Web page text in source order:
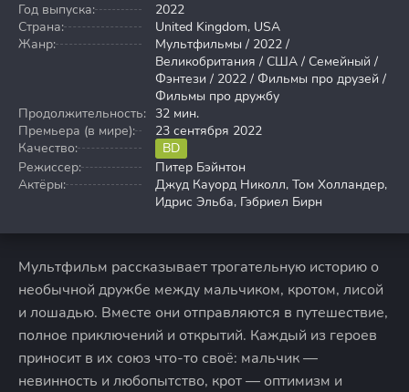
Год выпуска:
2022
Страна:
United Kingdom, USA
Жанр:
Мультфильмы / 2022 /
Великобритания / США / Семейный /
Фэнтези / 2022 / Фильмы про друзей /
Фильмы про дружбу
Продолжительность: 32 мин.
Премьера (в мире):
23 сентября 2022
Качество:
BD
Режиссер:
Питер Бэйнтон
Актёры:
Джуд Кауорд Николл, Том Холландер,
Идрис Эльба, Гэбриел Бирн
Мультфильм рассказывает трогательную историю о
необычной дружбе между мальчиком, кротом, лисой
и лошадью. Вместе они отправляются в путешествие,
полное приключений и открытий. Каждый из героев
приносит в их союз что-то своё: мальчик —
невинность и любопытство, крот — оптимизм и